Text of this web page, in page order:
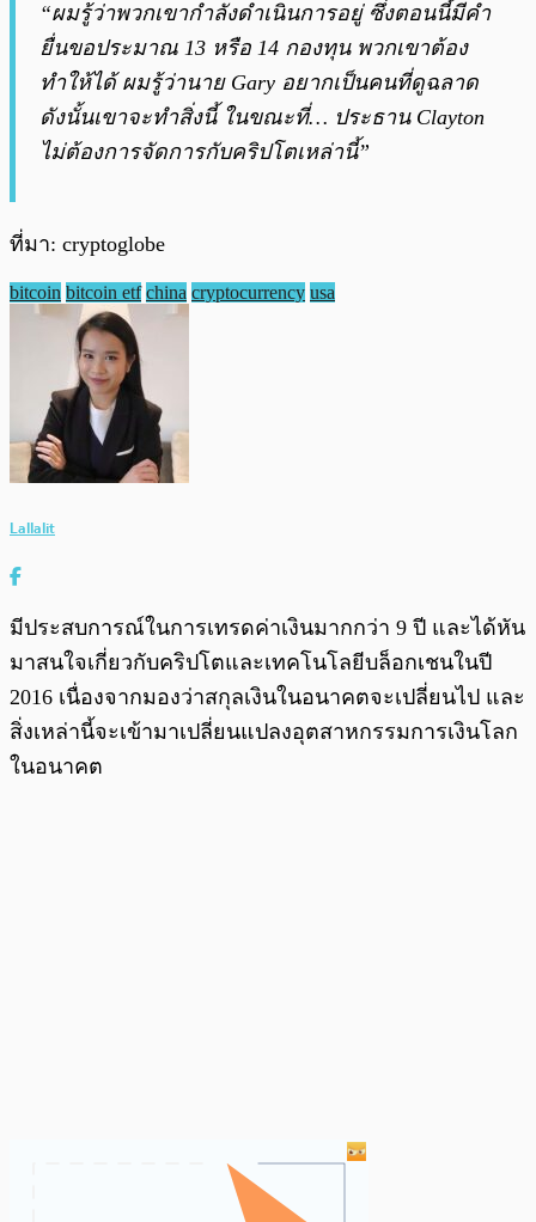
“ผมรู้ว่าพวกเขากำลังดำเนินการอยู่ ซึ่งตอนนี้มีคำ
ยื่นขอประมาณ 13 หรือ 14 กองทุน พวกเขาต้อง
ทำให้ได้ ผมรู้ว่านาย Gary อยากเป็นคนที่ดูฉลาด
ดังนั้นเขาจะทำสิ่งนี้ ในขณะที่… ประธาน Clayton
ไม่ต้องการจัดการกับคริปโตเหล่านี้”
ที่มา: cryptoglobe
bitcoin bitcoin etf china cryptocurrency usa
Lallalit
มีประสบการณ์ในการเทรดค่าเงินมากกว่า 9 ปี และได้หัน
มาสนใจเกี่ยวกับคริปโตและเทคโนโลยีบล็อกเชนในปี
2016 เนื่องจากมองว่าสกุลเงินในอนาคตจะเปลี่ยนไป และ
สิ่งเหล่านี้จะเข้ามาเปลี่ยนแปลงอุตสาหกรรมการเงินโลก
ในอนาคต